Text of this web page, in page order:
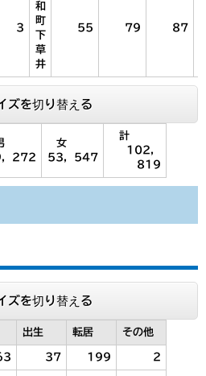
3
和
町
下
草
井
55 79 87
ズを切り替える
272
女
53，547
計
102，
819
ズを切り替える
出生 転居 その他
37 199 2